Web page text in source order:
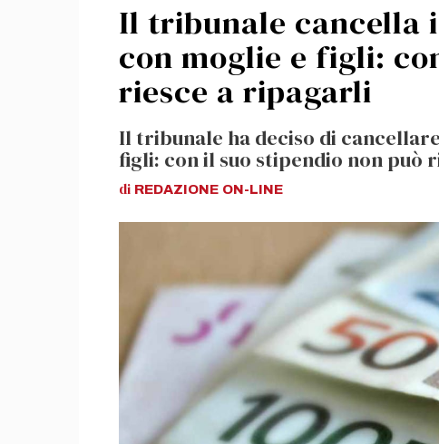
Il tribunale cancella
con moglie e figli:
riesce a ripagarli
Il tribunale ha deciso di
figli: con il suo stipendio non può
di REDAZIONE ON-LINE